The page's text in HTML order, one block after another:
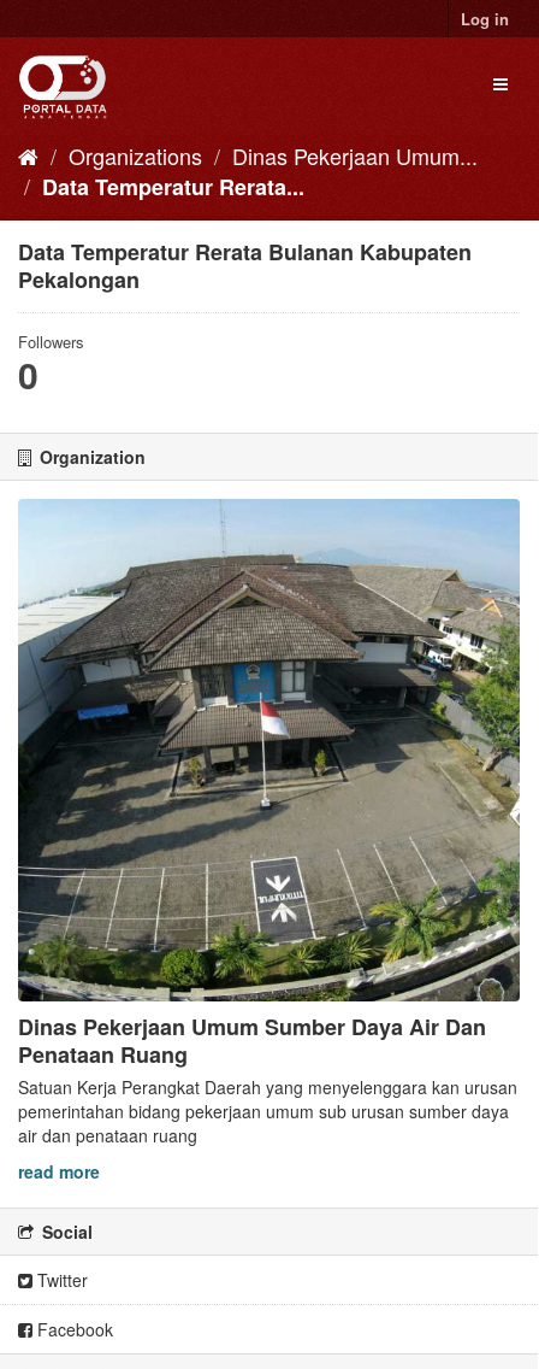
to
content
Log in
Organizations
Dinas Pekerjaan Umum...
Data Temperatur Rerata...
Data Temperatur Rerata Bulanan Kabupaten
Pekalongan
Followers
0
Organization
Dinas Pekerjaan Umum Sumber Daya Air Dan
Penataan Ruang
Satuan Kerja Perangkat Daerah yang menyelenggara kan urusan
pemerintahan bidang pekerjaan umum sub urusan sumber daya
air dan penataan ruang
read more
Social
Twitter
Facebook